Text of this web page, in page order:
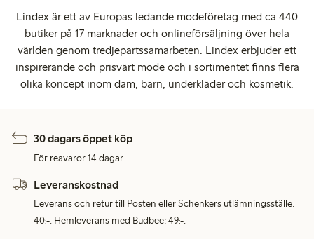
Lindex är ett av Europas ledande modeföretag med ca 440
butiker på 17 marknader och onlineförsäljning över hela
världen genom tredjepartssamarbeten. Lindex erbjuder ett
inspirerande och prisvärt mode och i sortimentet finns flera
olika koncept inom dam, barn, underkläder och kosmetik.
30 dagars öppet köp
För reavaror 14 dagar.
Leveranskostnad
Leverans och retur till Posten eller Schenkers utlämningsställe:
40:-. Hemleverans med Budbee: 49:-.